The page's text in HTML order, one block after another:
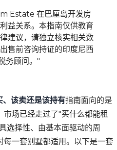
Estate 在巴厘岛开发房
益关系。本指南仅供教育
建议，请独立核实相关数
售前咨询持证的印度尼西
务顾问。"
该卖还是该持有指南面向的是
场已经走过了"买什么都能租
选择性、由基本面驱动的周
每一套别墅都适用。以下是一套